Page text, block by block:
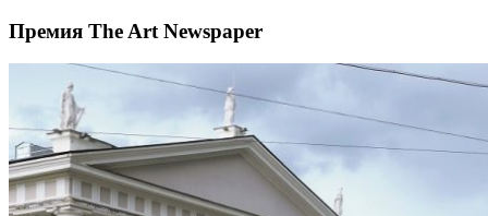
Премия The Art Newspaper